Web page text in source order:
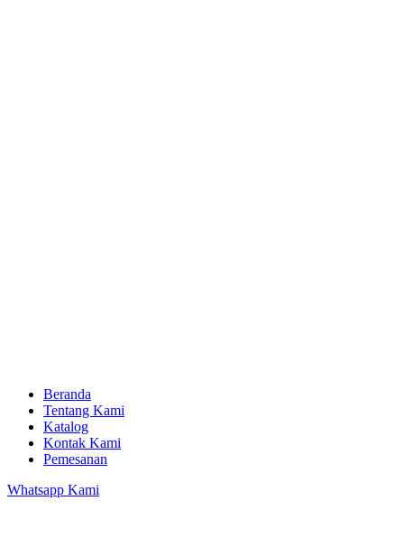
Beranda
Tentang Kami
Katalog
Kontak Kami
Pemesanan
Whatsapp Kami